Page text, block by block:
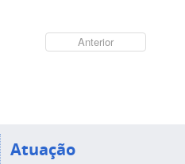
Anterior
Atuação